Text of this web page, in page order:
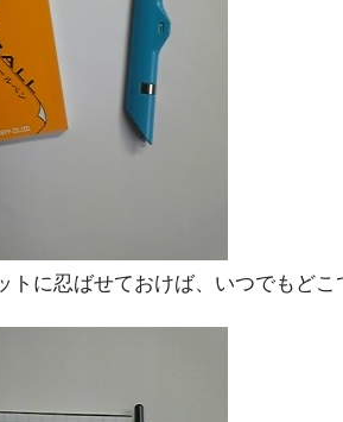
トに忍ばせておけば、いつでもど